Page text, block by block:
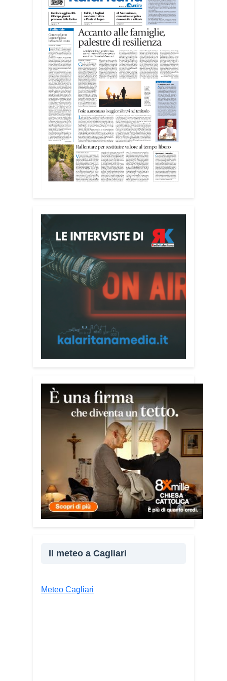
Attenzione alle telefonate
Una pubblicazione di servizio dedicata
alla prevenzione delle truffe ai danni
degli anziani e delle persone più fragili.
Vademecum contro le truffe,
Passi di Speranzae da anni
impegnato nel sostegno alle persone
più vulnerabili. «L’idea di realizzare il
soprattutto le persone più fragili: anziani,
malati e persone socialmente isolate,
che spesso vengono lasciate sole e
senza strumenti per difendersi. La mia
esperienza personale e il contatto
diretto con chi vive situazioni di
vulnerabilità mi hanno spinto a creare
uno strumento semplice, concreto e
facilmente consultabile. L’obiettivo era
accompagnare le persone, non
spaventarle o farle sentire giudicate».
d’allarme e comportamenti utili da
e che punta soprattutto a prevenire.
Il meteo a Cagliari
Meteo Cagliari